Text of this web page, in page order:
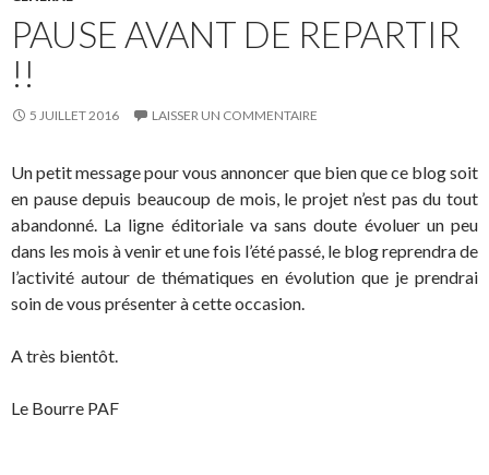
PAUSE AVANT DE REPARTIR
!!
5 JUILLET 2016 LAISSER UN COMMENTAIRE
Un petit message pour vous annoncer que bien que ce blog soit
en pause depuis beaucoup de mois, le projet n’est pas du tout
abandonné. La ligne éditoriale va sans doute évoluer un peu
dans les mois à venir et une fois l’été passé, le blog reprendra de
l’activité autour de thématiques en évolution que je prendrai
soin de vous présenter à cette occasion.
A très bientôt.
Le Bourre PAF